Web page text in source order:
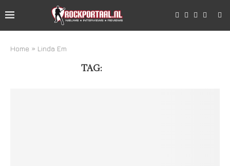
Home » Linda Em
TAG: